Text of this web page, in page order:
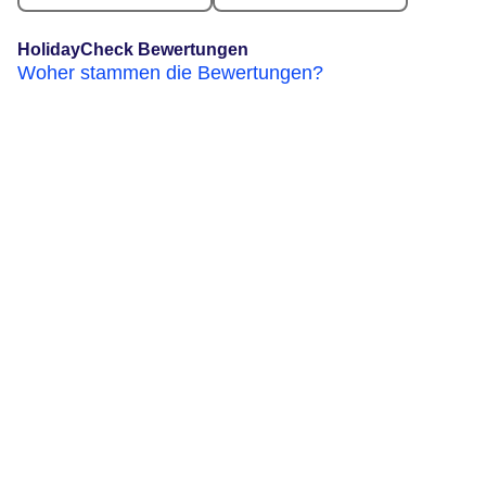
HolidayCheck Bewertungen
Woher stammen die Bewertungen?